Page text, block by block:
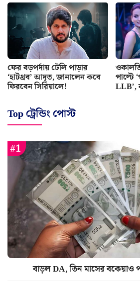
ফের বড়পর্দায় টেলি পাড়ার
‘হাটথ্রব’ আদৃত, জানালেন কবে
ফিরবেন সিরিয়ালে!
পাল্টে
LLB’,
Top ট্রেন্ডিং পোস্ট
বাড়ল DA, তিন মাসের বকেয়াও